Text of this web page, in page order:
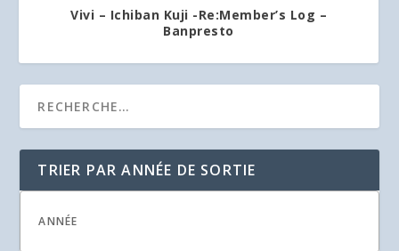
Vivi – Ichiban Kuji -Re:Member’s Log –
Banpresto
TRIER PAR ANNÉE DE SORTIE